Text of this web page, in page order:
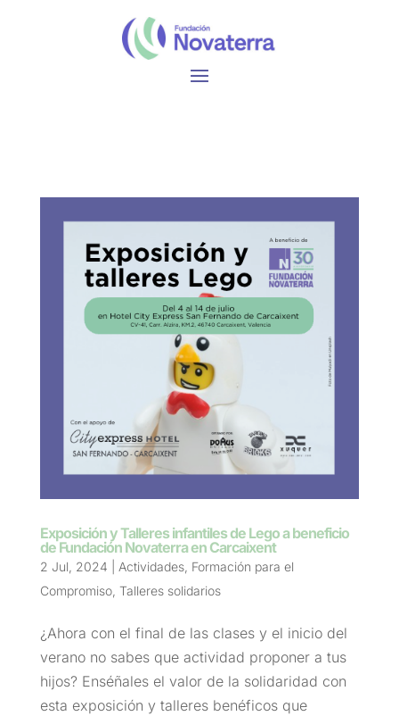
Exposición y Talleres infantiles de Lego a beneficio
de Fundación Novaterra en Carcaixent
2 Jul, 2024 Actividades, Formación para el
Compromiso, Talleres solidarios
¿Ahora con el final de las clases y el inicio del
verano no sabes que actividad proponer a tus
hijos? Enséñales el valor de la solidaridad con
esta exposición y talleres benéficos que